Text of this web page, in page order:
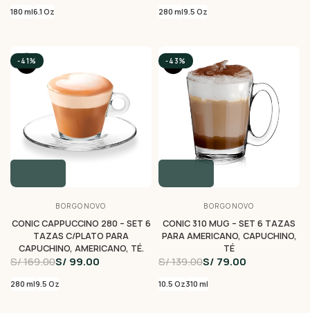
180 ml6.1 Oz 280 ml9.5 Oz
-41%
BORGONOVO
CONIC CAPPUCCINO 280 – SET 6
TAZAS C/PLATO PARA
CAPUCHINO, AMERICANO, TÉ.
S/ 169.00S/ 99.00
280 ml9.5 Oz
-43%
BORGONOVO
CONIC 310 MUG – SET 6 TAZAS
PARA AMERICANO, CAPUCHINO,
TÉ
S/ 139.00S/ 79.00
10.5 Oz310 ml